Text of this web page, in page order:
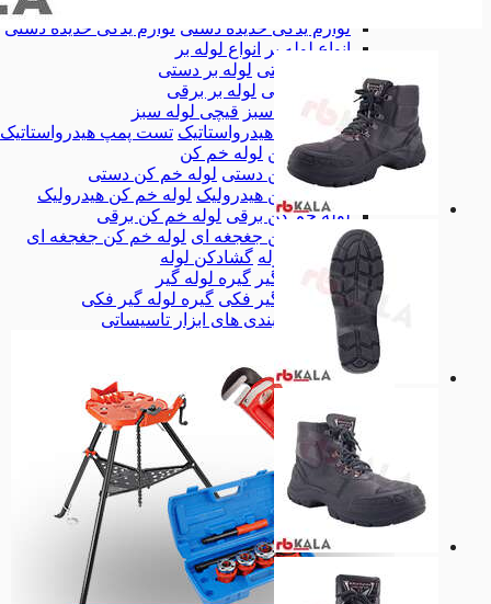
لوازم یدکی حدیده برقی
لوازم یدکی حدیده دستی لوازم یدکی حدیده دستی
انواع لوله بر
انواع لوله بر
لوله بر دستی لوله بر دستی
لوله بر برقی لوله بر برقی
قیچی لوله سبز قیچی لوله سبز
تست پمپ هیدرواستاتیک تست پمپ هیدرواستاتیک
لوله خم کن لوله خم کن
لوله خم کن دستی لوله خم کن دستی
لوله خم کن هیدرولیک لوله خم کن هیدرولیک
لوله خم کن برقی لوله خم کن برقی
لوله خم کن جغجغه ای لوله خم کن جغجغه ای
گشادکن لوله گشادکن لوله
گیره لوله گیر گیره لوله گیر
گیره لوله گیر فکی گیره لوله گیر فکی
همه دسته بندی های ابزار تاسیساتی